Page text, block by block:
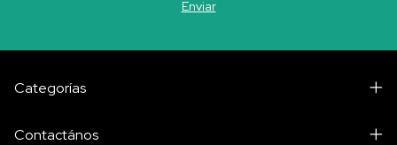
Categorías
Contactános